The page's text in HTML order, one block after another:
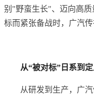
别"野蛮生长"、迈向高
标而紧张备战时，广汽传
从“被对标”日系到
从研发到生产，广